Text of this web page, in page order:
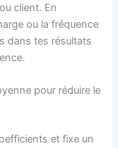
client. En
ou la fréquence
dans tes résultats
pour réduire le
et fixe un